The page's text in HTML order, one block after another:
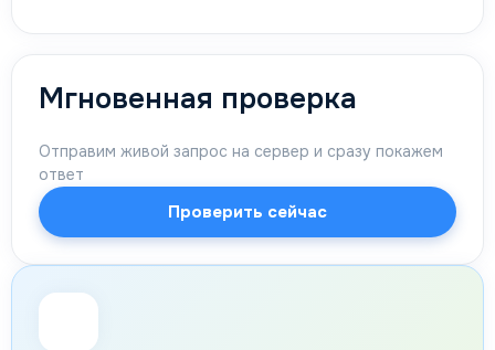
Мгновенная проверка
Отправим живой запрос на сервер и сразу покажем
ответ
Проверить сейчас